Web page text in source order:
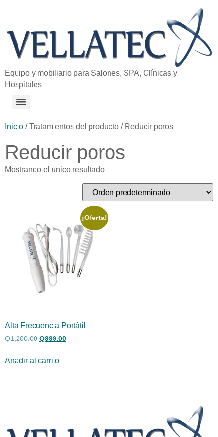
Equipo y mobiliario para Salones, SPA, Clínicas y
Hospitales
Inicio / Tratamientos del producto / Reducir poros
Reducir poros
Mostrando el único resultado
¡Oferta!
Alta Frecuencia Portátil
Q1,200.00 Q999.00
Añadir al carrito